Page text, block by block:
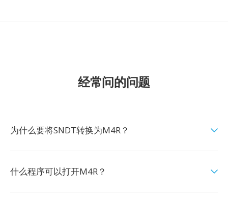
经常问的问题
为什么要将SNDT转换为M4R？
什么程序可以打开M4R？